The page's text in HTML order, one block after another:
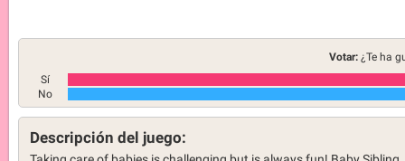
Votar: ¿Te ha
Sí
No
Descripción del juego: